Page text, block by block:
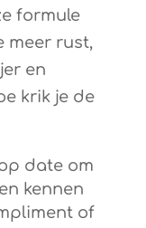
formule
meer rust,
en
krik je de
date om
kennen
of